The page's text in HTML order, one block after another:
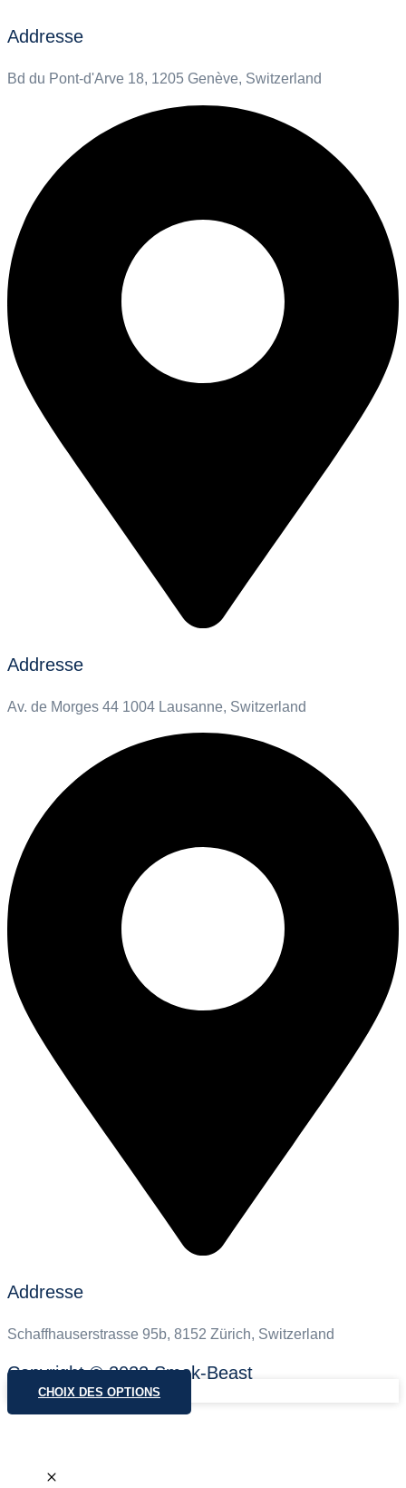
Addresse
Bd du Pont-d'Arve 18, 1205 Genève, Switzerland
Addresse
Av. de Morges 44 1004 Lausanne, Switzerland
Addresse
Schaffhauserstrasse 95b, 8152 Zürich, Switzerland
Copyright © 2022 Smok-Beast
CHOIX DES OPTIONS